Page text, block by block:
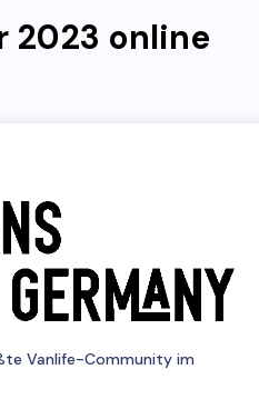
2023 online
Vanlife-Community im